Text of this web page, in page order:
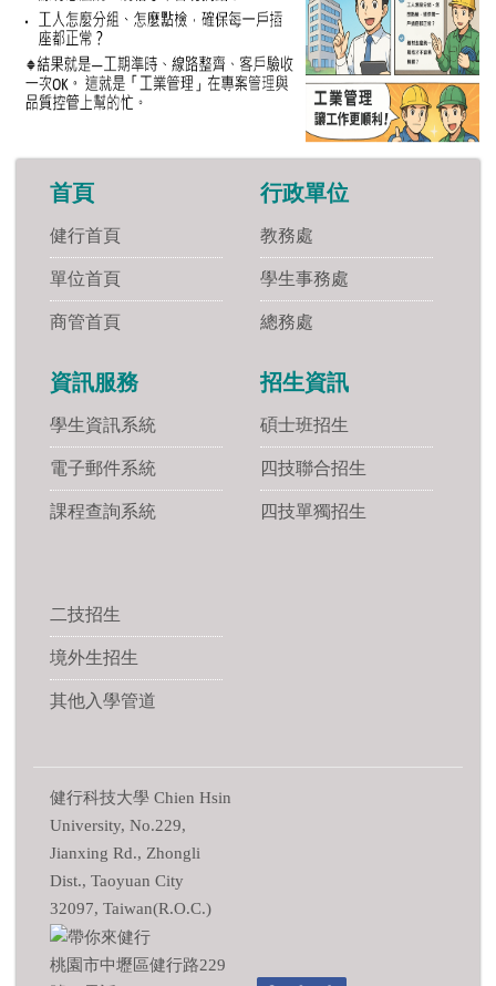
首頁
健行首頁
單位首頁
商管首頁
行政單位
教務處
學生事務處
總務處
資訊服務
學生資訊系統
電子郵件系統
課程查詢系統
招生資訊
碩士班招生
四技聯合招生
四技單獨招生
二技招生
境外生招生
其他入學管道
健行科技大學 Chien Hsin
University, No.229,
Jianxing Rd., Zhongli
Dist., Taoyuan City
32097, Taiwan(R.O.C.)
桃園市中壢區健行路229